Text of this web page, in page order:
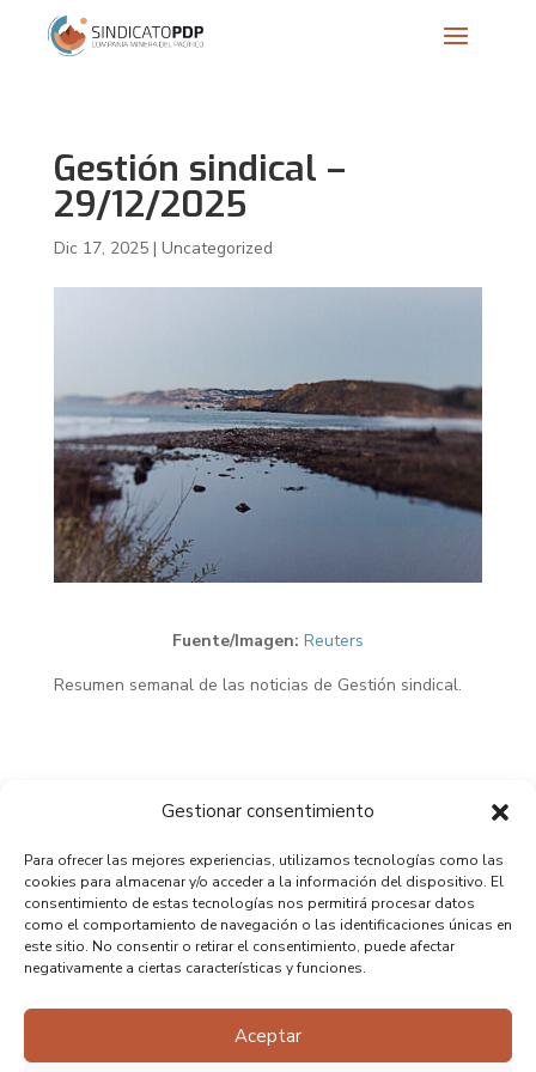
Gestionar consentimiento
Para ofrecer las mejores experiencias, utilizamos tecnologías como las
cookies para almacenar y/o acceder a la información del dispositivo. El
consentimiento de estas tecnologías nos permitirá procesar datos
como el comportamiento de navegación o las identificaciones únicas en
este sitio. No consentir o retirar el consentimiento, puede afectar
negativamente a ciertas características y funciones.
Aceptar
Gestión sindical –
29/12/2025
Dic 17, 2025| Uncategorized
Fuente/Imagen: Reuters
Resumen semanal de las noticias de Gestión sindical.